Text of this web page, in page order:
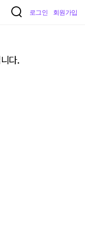
로그인 회원가입
다.